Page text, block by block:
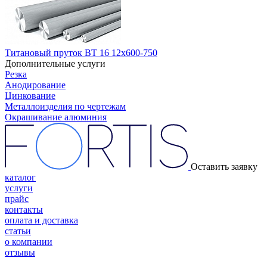
Титановый пруток ВТ 16 12х600-750
Дополнительные услуги
Резка
Анодирование
Цинкование
Металлоизделия по чертежам
Окрашивание алюминия
Оставить заявку
каталог
услуги
прайс
контакты
оплата и доставка
статьи
о компании
отзывы